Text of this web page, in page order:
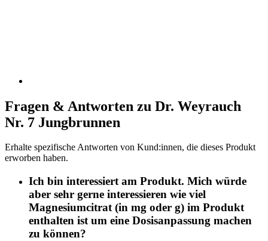
Fragen & Antworten zu Dr. Weyrauch
Nr. 7 Jungbrunnen
Erhalte spezifische Antworten von Kund:innen, die dieses Produkt
erworben haben.
Ich bin interessiert am Produkt. Mich würde
aber sehr gerne interessieren wie viel
Magnesiumcitrat (in mg oder g) im Produkt
enthalten ist um eine Dosisanpassung machen
zu können?